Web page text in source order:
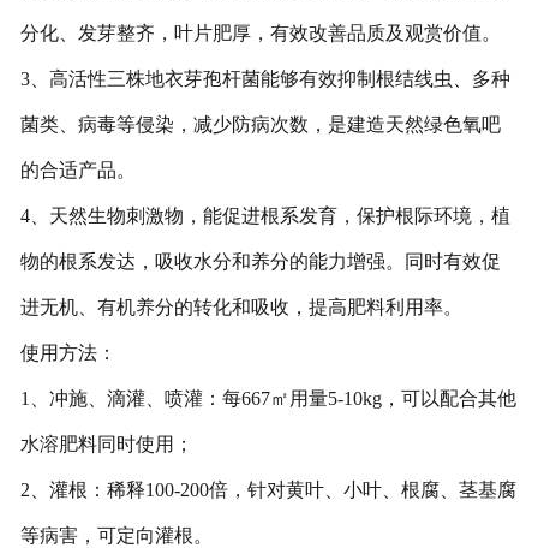
分化、发芽整齐，叶片肥厚，有效改善品质及观赏价值。
3、高活性三株地衣芽孢杆菌能够有效抑制根结线虫、多种
菌类、病毒等侵染，减少防病次数，是建造天然绿色氧吧
的合适产品。
4、天然生物刺激物，能促进根系发育，保护根际环境，植
物的根系发达，吸收水分和养分的能力增强。同时有效促
进无机、有机养分的转化和吸收，提高肥料利用率。
使用方法：
1、冲施、滴灌、喷灌：每667㎡用量5-10kg，可以配合其他
水溶肥料同时使用；
2、灌根：稀释100-200倍，针对黄叶、小叶、根腐、茎基腐
等病害，可定向灌根。